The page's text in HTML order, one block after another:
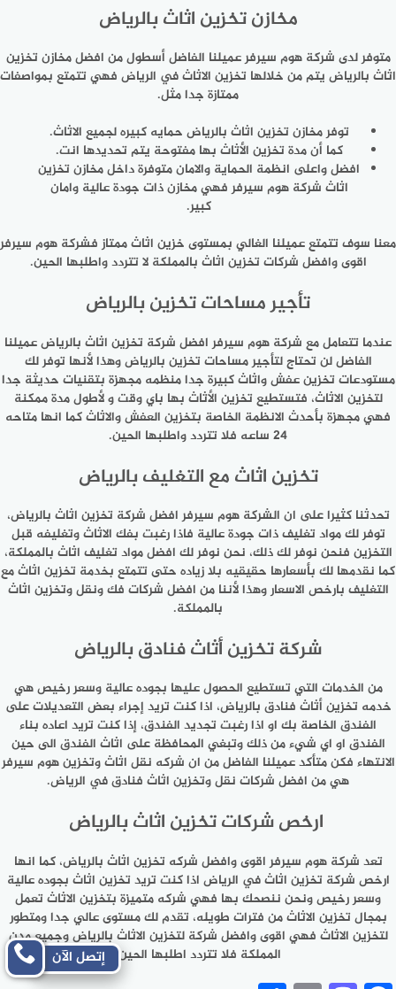
مخازن تخزين اثاث بالرياض
متوفر لدى شركة هوم سيرفر عميلنا الفاضل أسطول من افضل مخازن تخزين
اثاث بالرياض يتم من خلالها تخزين الاثاث في الرياض فهي تتمتع بمواصفات
ممتازة جدا مثل.
توفر مخازن تخزين اثاث بالرياض حمايه كبيره لجميع الاثاث.
كما أن مدة تخزين الأثاث بها مفتوحة يتم تحديدها انت.
افضل واعلى انظمة الحماية والامان متوفرة داخل مخازن تخزين
اثاث شركة هوم سيرفر فهي مخازن ذات جودة عالية وامان
كبير.
معنا سوف تتمتع عميلنا الغالي بمستوى خزين اثاث ممتاز فشركة هوم سيرفر
اقوى وافضل شركات تخزين اثاث بالمملكة لا تتردد واطلبها الحين.
تأجير مساحات تخزين بالرياض
عندما تتعامل مع شركة هوم سيرفر افضل شركة تخزين اثاث بالرياض عميلنا
الفاضل لن تحتاج لتأجير مساحات تخزين بالرياض وهذا لأنها توفر لك
مستودعات تخزين عفش واثاث كبيرة جدا منظمه مجهزة بتقنيات حديثة جدا
لتخزين الاثاث، فتستطيع تخزين الأثاث بها باي وقت و لأطول مدة ممكنة
فهي مجهزة بأحدث الانظمة الخاصة بتخزين العفش والاثاث كما انها متاحه
24 ساعه فلا تتردد واطلبها الحين.
تخزين اثاث مع التغليف بالرياض
تحدثنا كثيرا على ان الشركة هوم سيرفر افضل شركة تخزين اثاث بالرياض،
توفر لك مواد تغليف ذات جودة عالية فاذا رغبت بفك الاثاث وتغليفه قبل
التخزين فنحن نوفر لك ذلك، نحن نوفر لك افضل مواد تغليف اثاث بالمملكة،
كما نقدمها لك بأسعارها حقيقيه بلا زياده حتى تتمتع بخدمة تخزين اثاث مع
التغليف بارخص الاسعار وهذا لأننا من افضل شركات فك ونقل وتخزين اثاث
بالمملكة.
شركة تخزين أثاث فنادق بالرياض
من الخدمات التي تستطيع الحصول عليها بجوده عالية وسعر رخيص هي
خدمه تخزين أثاث فنادق بالرياض، اذا كنت تريد إجراء بعض التعديلات على
الفندق الخاصة بك او اذا رغبت تجديد الفندق، إذا كنت تريد اعاده بناء
الفندق او اي شيء من ذلك وتبغي المحافظة على اثاث الفندق الى حين
الانتهاء فكن متأكد عميلنا الفاضل من ان شركه نقل اثاث وتخزين هوم سيرفر
هي من افضل شركات نقل وتخزين اثاث فنادق في الرياض.
ارخص شركات تخزين اثاث بالرياض
تعد شركة هوم سيرفر اقوى وافضل شركه تخزين اثاث بالرياض، كما انها
ارخص شركة تخزين اثاث في الرياض اذا كنت تريد تخزين اثاث بجوده عالية
وسعر رخيص ونحن ننصحك بها فهي شركه متميزة بتخزين الاثاث تعمل
بمجال تخزين الاثاث من فترات طويله، تقدم لك مستوى عالي جدا ومتطور
لتخزين الاثاث فهي اقوى وافضل شركة لتخزين الاثاث بالرياض وجميع مدن
المملكة فلا تتردد اطلبها الحين. إتصل الآن